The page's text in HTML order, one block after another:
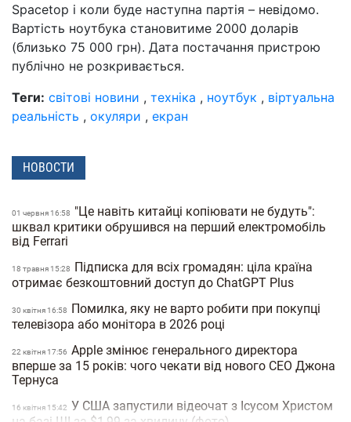
Spacetop і коли буде наступна партія – невідомо.
Вартість ноутбука становитиме 2000 доларів
(близько 75 000 грн). Дата постачання пристрою
публічно не розкривається.
Теги: світові новини , техніка , ноутбук , віртуальна
реальність , окуляри , екран
НОВОСТИ
01 червня 16:58
"Це навіть китайці копіювати не будуть":
шквал критики обрушився на перший електромобіль
від Ferrari
18 травня 15:28
Підписка для всіх громадян: ціла країна
отримає безкоштовний доступ до ChatGPT Plus
30 квiтня 16:58
Помилка, яку не варто робити при покупці
телевізора або монітора в 2026 році
22 квiтня 17:56 Apple змінює генерального директора
вперше за 15 років: чого чекати від нового CEO Джона
Тернуса
16 квiтня 15:42 У США запустили відеочат з Ісусом Христом